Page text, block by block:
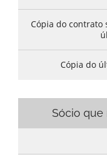
Cópia do contrato
Cópia do
Sócio que